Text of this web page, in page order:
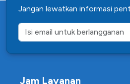
Jangan lewatkan informasi
Jam Layanan